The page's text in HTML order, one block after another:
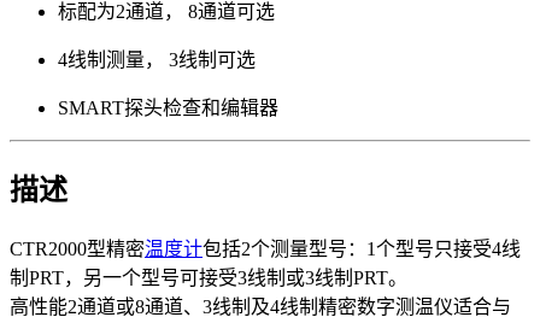
标配为2通道， 8通道可选
4线制测量， 3线制可选
SMART探头检查和编辑器
描述
CTR2000型精密温度计包括2个测量型号：1个型号只接受4线
制PRT，另一个型号可接受3线制或3线制PRT。
高性能2通道或8通道、3线制及4线制精密数字测温仪适合与